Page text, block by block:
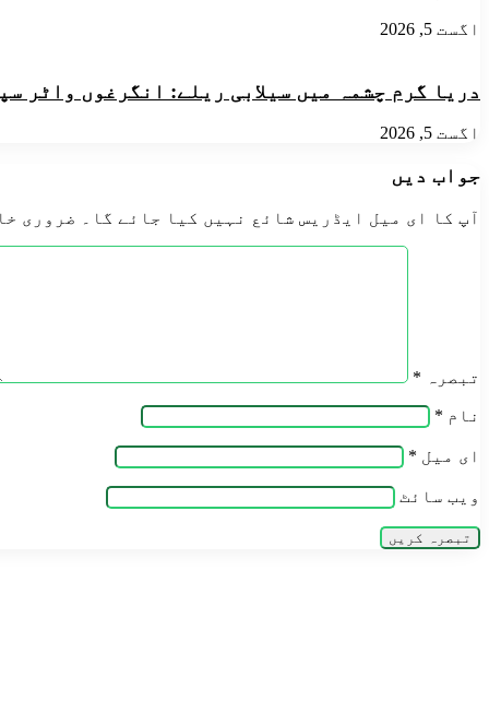
اگست 5, 2026
دریا گرم چشمہ میں سیلابی ریلے: انگرغوں واٹر
اگست 5, 2026
جواب دیں
آپ کا ای میل ایڈریس شائع نہیں کیا جائے گا۔ ضروری
تبصرہ *
نام *
ای میل *
ویب‌ سائٹ